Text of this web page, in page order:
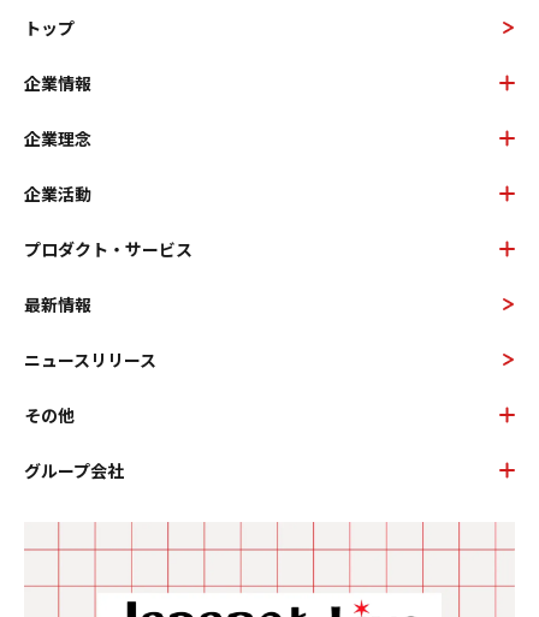
トップ
企業情報
企業理念
企業活動
プロダクト・サービス
最新情報
ニュースリリース
その他
グループ会社